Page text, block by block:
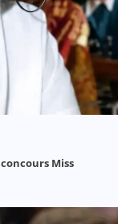
Miss